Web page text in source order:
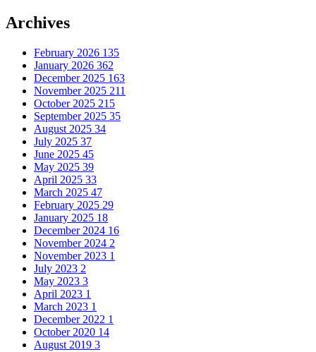
Archives
February 2026 135
January 2026 362
December 2025 163
November 2025 211
October 2025 215
September 2025 35
August 2025 34
July 2025 37
June 2025 45
May 2025 39
April 2025 33
March 2025 47
February 2025 29
January 2025 18
December 2024 16
November 2024 2
November 2023 1
July 2023 2
May 2023 3
April 2023 1
March 2023 1
December 2022 1
October 2020 14
August 2019 3